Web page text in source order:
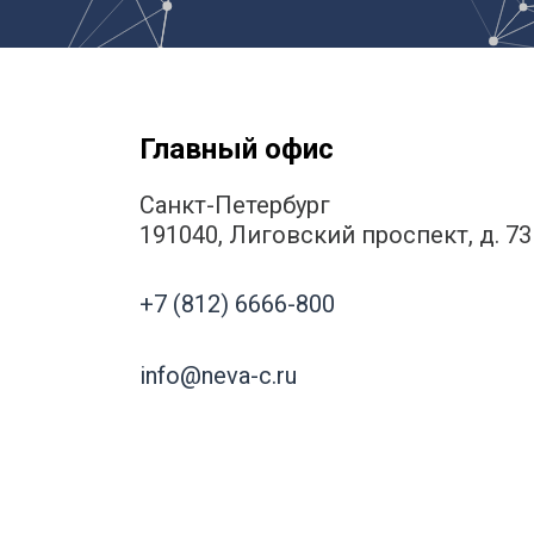
Иваново
Главный офис
Санкт-Петербург
191040, Лиговский проспект, д. 73
+7 (812) 6666-800
info@neva-c.ru